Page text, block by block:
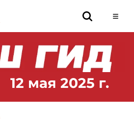
12 мая 2025 г.